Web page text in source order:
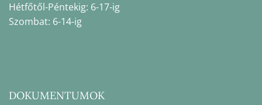
Hétfőtől-Péntekig: 6-17-ig
Szombat: 6-14-ig
DOKUMENTUMOK